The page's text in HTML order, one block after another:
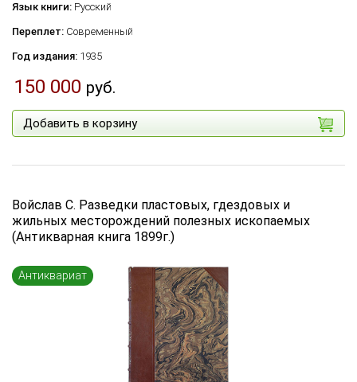
Язык книги: Русский
Переплет: Современный
Год издания: 1935
150 000 руб.
Добавить в корзину
Войслав С. Разведки пластовых, гдездовых и
жильных месторождений полезных ископаемых
(Антикварная книга 1899г.)
Антиквариат